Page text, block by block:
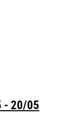
- 20/05